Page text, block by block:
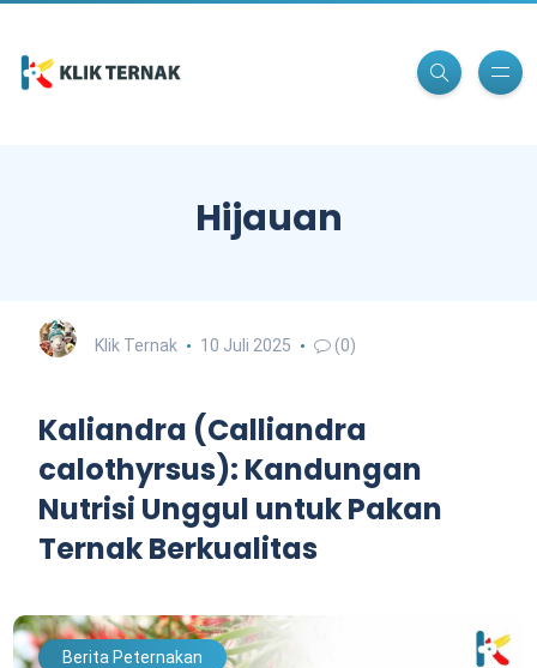
Hijauan
Klik Ternak 10 Juli 2025 (0)
Kaliandra (Calliandra
calothyrsus): Kandungan
Nutrisi Unggul untuk Pakan
Ternak Berkualitas
Berita Peternakan